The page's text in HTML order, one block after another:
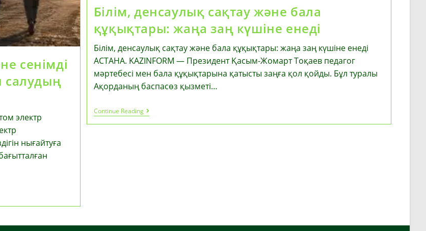
сенімді
салудың
электр
нығайтуға
Білім, денсаулық сақтау және бала
құқықтары: жаңа заң күшіне енеді
Білім, денсаулық сақтау және бала құқықтары: жаңа заң күшіне енеді
АСТАНА. KAZINFORM — Президент Қасым-Жомарт Тоқаев педагог
мәртебесі мен бала құқықтарына қатысты заңға қол қойды. Бұл туралы
Ақорданың баспасөз қызметі…
Continue ReadingБілім,
Денсаулық
Сақтау